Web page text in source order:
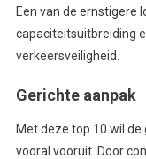
Een van de ernstigere
capaciteitsuitbreiding
verkeersveiligheid.
Gerichte aanpak
Met deze top 10 wil
vooral vooruit. Door